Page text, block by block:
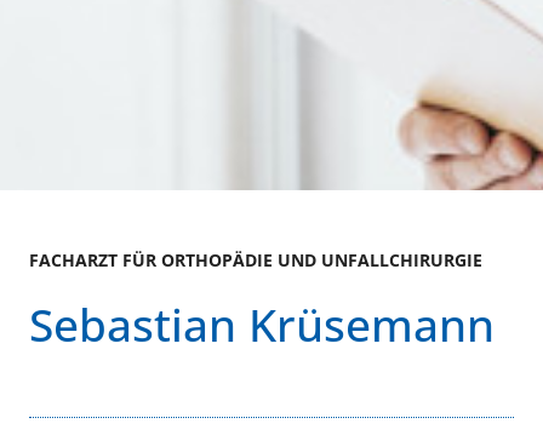
FACHARZT FÜR ORTHOPÄDIE UND UNFALLCHIRURGIE
Sebastian Krüsemann